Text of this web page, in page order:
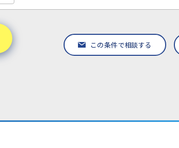
この条件で相談する